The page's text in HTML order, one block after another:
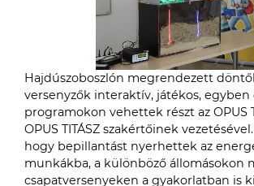
Hajdúszoboszlón megrendezett
versenyzők interaktív, játékos,
programokon vehettek részt az OPUS
OPUS TITÁSZ szakértőinek
hogy bepillantást nyerhettek az
munkákba, a különböző állomásokon
csapatversenyeken a gyakorlatban is